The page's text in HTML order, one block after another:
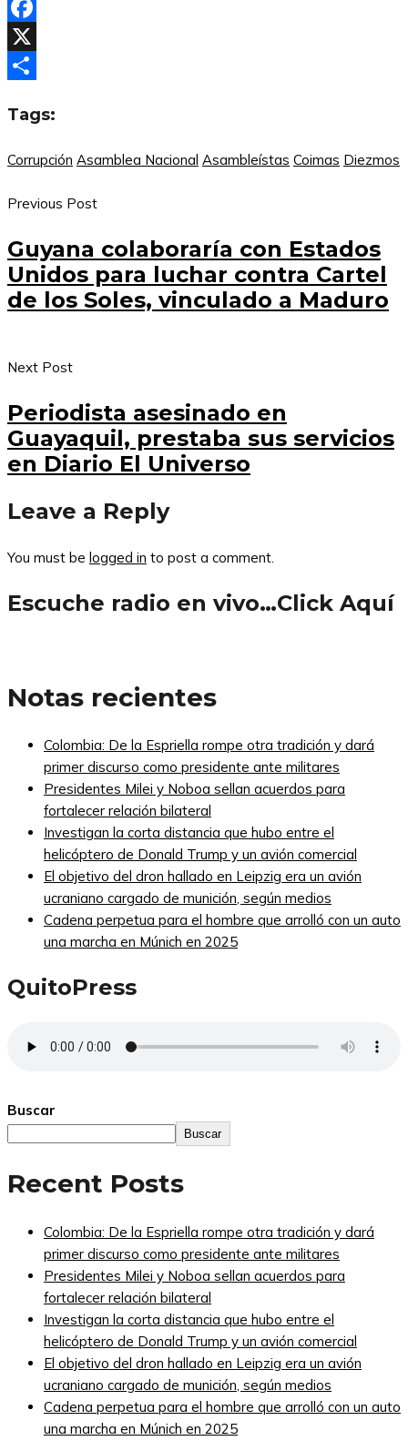
Facebook
X
Tags:
Corrupción Asamblea Nacional Asambleístas Coimas Diezmos
Previous Post
Guyana colaboraría con Estados
Unidos para luchar contra Cartel
de los Soles, vinculado a Maduro
Next Post
Periodista asesinado en
Guayaquil, prestaba sus servicios
en Diario El Universo
Leave a Reply
You must be logged in to post a comment.
Escuche radio en vivo…Click Aquí
Notas recientes
Colombia: De la Espriella rompe otra tradición y dará
primer discurso como presidente ante militares
Presidentes Milei y Noboa sellan acuerdos para
fortalecer relación bilateral
Investigan la corta distancia que hubo entre el
helicóptero de Donald Trump y un avión comercial
El objetivo del dron hallado en Leipzig era un avión
ucraniano cargado de munición, según medios
Cadena perpetua para el hombre que arrolló con un auto
una marcha en Múnich en 2025
QuitoPress
Buscar
Buscar
Recent Posts
Colombia: De la Espriella rompe otra tradición y dará
primer discurso como presidente ante militares
Presidentes Milei y Noboa sellan acuerdos para
fortalecer relación bilateral
Investigan la corta distancia que hubo entre el
helicóptero de Donald Trump y un avión comercial
El objetivo del dron hallado en Leipzig era un avión
ucraniano cargado de munición, según medios
Cadena perpetua para el hombre que arrolló con un auto
una marcha en Múnich en 2025